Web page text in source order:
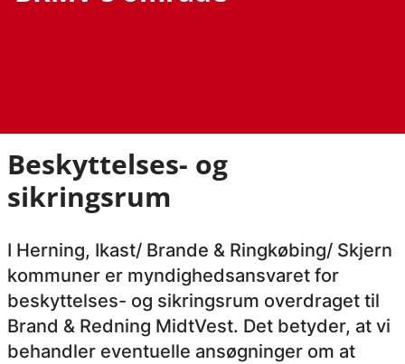
Beskyttelses- og
sikringsrum
I Herning, Ikast/ Brande & Ringkøbing/ Skjern
kommuner er myndighedsansvaret for
beskyttelses- og sikringsrum overdraget til
Brand & Redning MidtVest. Det betyder, at vi
behandler eventuelle ansøgninger om at